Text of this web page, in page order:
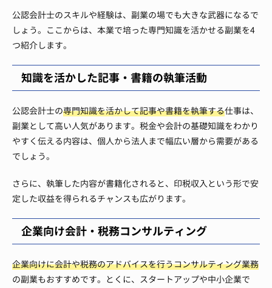
公認会計士のスキルや経験は、副業の場でも大きな武器になるで
しょう。ここからは、本業で培った専門知識を活かせる副業を4
つ紹介します。
知識を活かした記事・書籍の執筆活動
公認会計士の専門知識を活かして記事や書籍を執筆する仕事は、
副業として高い人気があります。税金や会計の基礎知識をわかり
やすく伝える内容は、個人から法人まで幅広い層から需要がある
でしょう。
さらに、執筆した内容が書籍化されると、印税収入という形で安
定した収益を得られるチャンスも広がります。
企業向け会計・税務コンサルティング
企業向けに会計や税務のアドバイスを行うコンサルティング業務
の副業もおすすめです。とくに、スタートアップや中小企業で